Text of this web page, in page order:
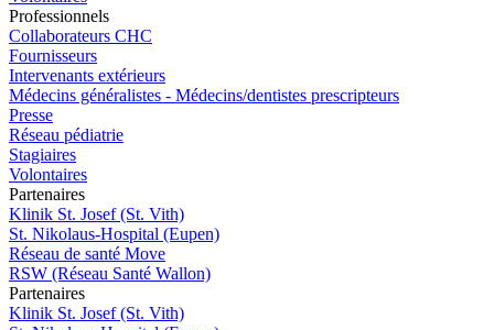
Professionnels
Collaborateurs CHC
Fournisseurs
Intervenants extérieurs
Médecins généralistes - Médecins/dentistes prescripteurs
Presse
Réseau pédiatrie
Stagiaires
Volontaires
Partenaires
Klinik St. Josef (St. Vith)
St. Nikolaus-Hospital (Eupen)
Réseau de santé Move
RSW (Réseau Santé Wallon)
Partenaires
Klinik St. Josef (St. Vith)